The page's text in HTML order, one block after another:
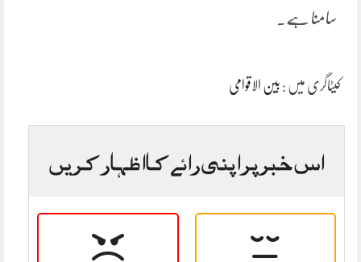
سامنا ہے۔
کیٹاگری میں : بین الاقوامی
اس خبر پر اپنی رائے کا اظہار کریں